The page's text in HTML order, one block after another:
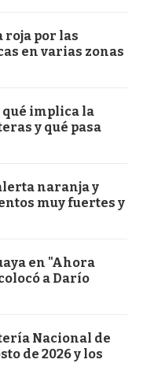
roja por las
en varias zonas
implica la
y qué pasa
naranja y
muy fuertes y
en "Ahora
a Darío
Nacional de
de 2026 y los